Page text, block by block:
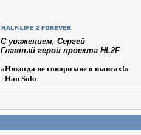
C уважением, Сергей
Главный герой проекта HL2F
«Никогда не говори мне о шансах!»
- Han Solo